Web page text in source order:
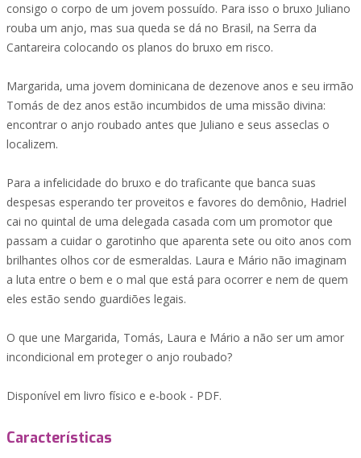
consigo o corpo de um jovem possuído. Para isso o bruxo Juliano
rouba um anjo, mas sua queda se dá no Brasil, na Serra da
Cantareira colocando os planos do bruxo em risco.
Margarida, uma jovem dominicana de dezenove anos e seu irmão
Tomás de dez anos estão incumbidos de uma missão divina:
encontrar o anjo roubado antes que Juliano e seus asseclas o
localizem.
Para a infelicidade do bruxo e do traficante que banca suas
despesas esperando ter proveitos e favores do demônio, Hadriel
cai no quintal de uma delegada casada com um promotor que
passam a cuidar o garotinho que aparenta sete ou oito anos com
brilhantes olhos cor de esmeraldas. Laura e Mário não imaginam
a luta entre o bem e o mal que está para ocorrer e nem de quem
eles estão sendo guardiões legais.
O que une Margarida, Tomás, Laura e Mário a não ser um amor
incondicional em proteger o anjo roubado?
Disponível em livro físico e e-book - PDF.
Características